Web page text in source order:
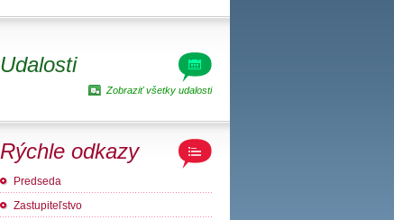
Udalosti
Zobraziť všetky udalosti
Rýchle odkazy
Predseda
Zastupiteľstvo